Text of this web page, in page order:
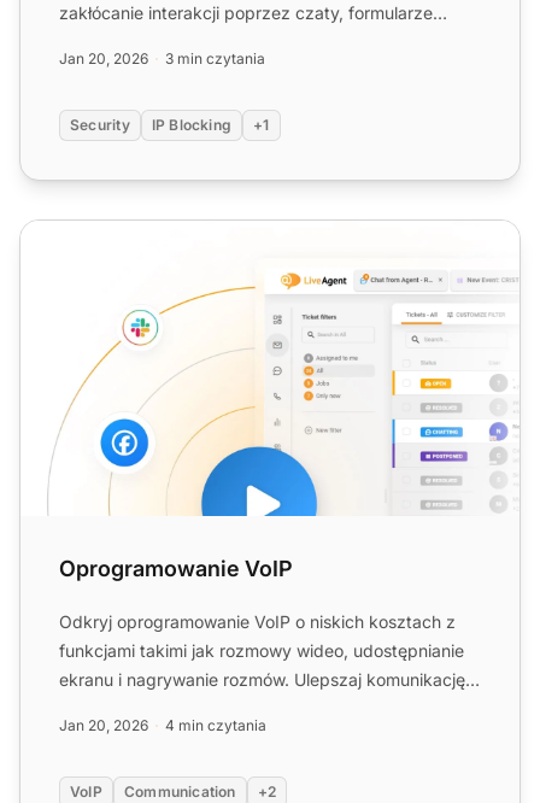
zakłócanie interakcji poprzez czaty, formularze
Jan 20, 2026 3 min czytania
Security IP Blocking +1
Oprogramowanie VoIP
Oprogramowanie VoIP
Odkryj oprogramowanie VoIP o niskich kosztach z
funkcjami takimi jak rozmowy wideo, udostępnianie
ekranu i nagrywanie rozmów. Ulepszaj komunikację i
Jan 20, 2026 4 min czytania
VoIP Communication +2